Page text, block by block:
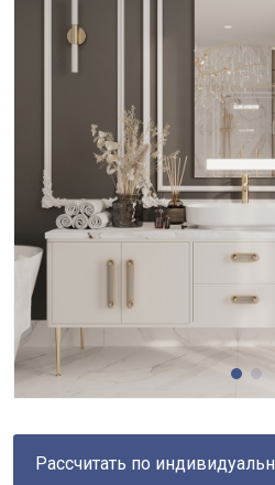
КОНТАКТЫ
Рассчитать по